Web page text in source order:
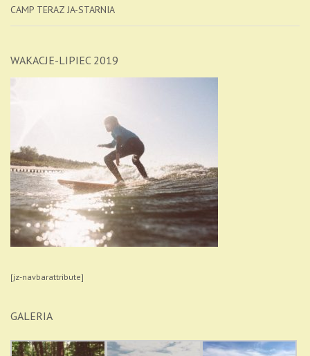
CAMP TERAZ JA-STARNIA
WAKACJE-LIPIEC 2019
[jz-navbarattribute]
GALERIA